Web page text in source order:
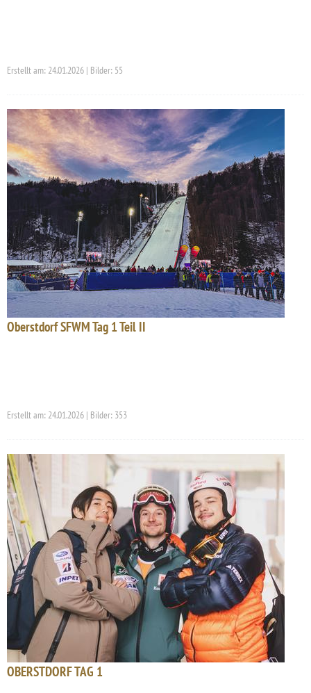
Erstellt am: 24.01.2026 | Bilder: 55
Oberstdorf SFWM Tag 1 Teil II
Erstellt am: 24.01.2026 | Bilder: 353
OBERSTDORF TAG 1